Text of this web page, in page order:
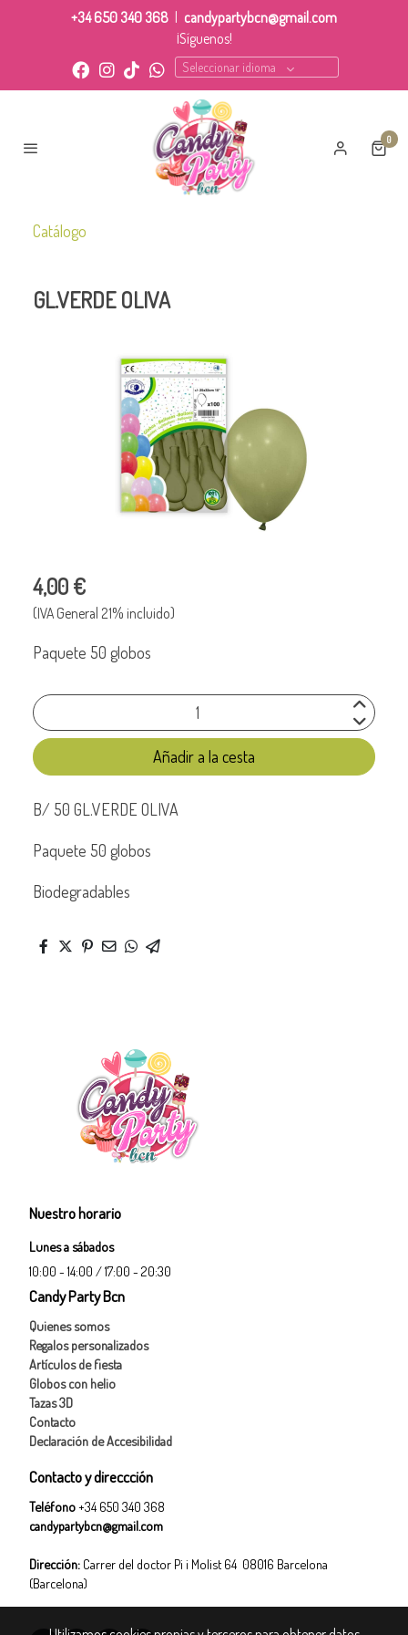
+34 650 340 368
candypartybcn@gmail.com
¡Síguenos!
Seleccionar idioma
0
Catálogo
GL.VERDE OLIVA
4,00 €
(IVA General 21% incluido)
Paquete 50 globos
Añadir a la cesta
B/ 50 GL.VERDE OLIVA
Paquete 50 globos
Biodegradables
Nuestro horario
Lunes a sábados
10:00 - 14:00 / 17:00 - 20:30
Candy Party Bcn
Quienes somos
Regalos personalizados
Artículos de fiesta
Globos con helio
Tazas 3D
Contacto
Declaración de Accesibilidad
Contacto y direccción
Teléfono+34 650 340 368
candypartybcn@gmail.com
Dirección: Carrer del doctor Pi i Molist 64 08016 Barcelona
(Barcelona)